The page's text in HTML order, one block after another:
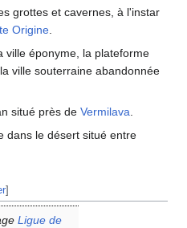
grottes et cavernes, à l'instar
Origine
ville éponyme, la plateforme
ville souterraine abandonnée
situé près de Vermilava
dans le désert situé entre
]
Ligue de